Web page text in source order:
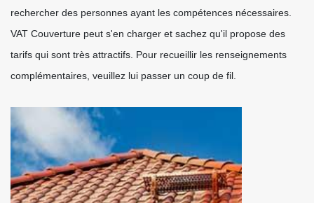
rechercher des personnes ayant les compétences nécessaires.
VAT Couverture peut s'en charger et sachez qu'il propose des
tarifs qui sont très attractifs. Pour recueillir les renseignements
complémentaires, veuillez lui passer un coup de fil.